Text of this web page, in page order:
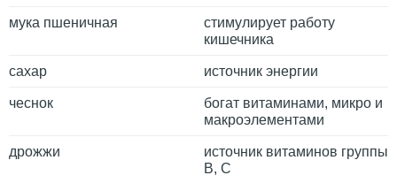
мука пшеничная
стимулирует работу
кишечника
сахар источник энергии
чеснок
богат витаминами, микро и
макроэлементами
дрожжи
источник витаминов группы
В, C